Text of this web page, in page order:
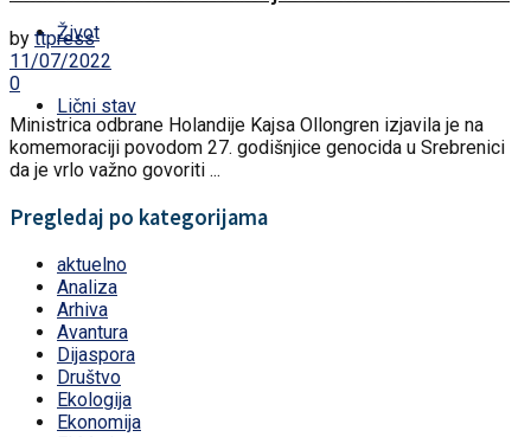
Život
Lični stav
by ttpress
11/07/2022
0
Ministrica odbrane Holandije Kajsa Ollongren izjavila je na
komemoraciji povodom 27. godišnjice genocida u Srebrenici
da je vrlo važno govoriti ...
Pregledaj po kategorijama
aktuelno
Analiza
Arhiva
Avantura
Dijaspora
Društvo
Ekologija
Ekonomija